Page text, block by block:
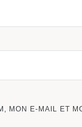
MON E-MAIL ET